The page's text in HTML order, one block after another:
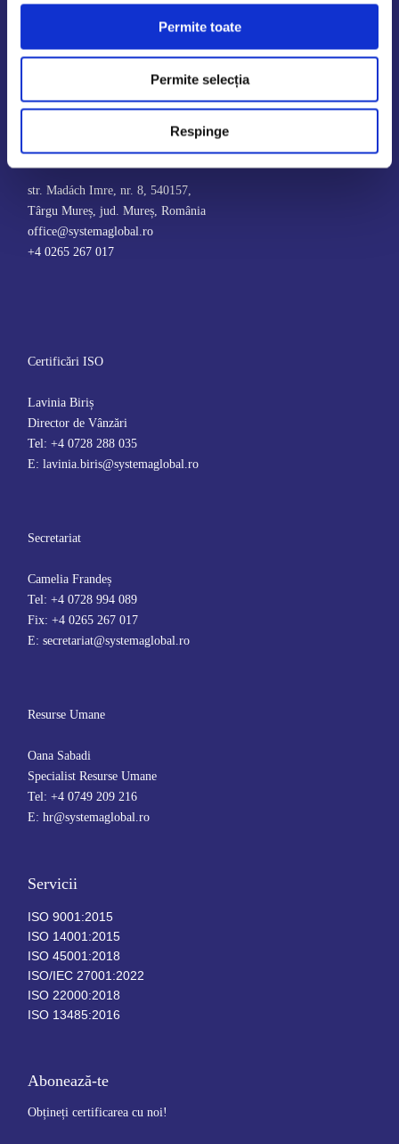
Permite toate
Permite selecția
Respinge
SYSTEMA CERTIFICĂRI SRL
str. Madách Imre, nr. 8, 540157,
Târgu Mureș, jud. Mureș, România
office@systemaglobal.ro
+4 0265 267 017
Certificări ISO
Lavinia Biriș
Director de Vânzări
Tel: +4 0728 288 035
E: lavinia.biris@systemaglobal.ro
Secretariat
Camelia Frandeș
Tel: +4 0728 994 089
Fix: +4 0265 267 017
E: secretariat@systemaglobal.ro
Resurse Umane
Oana Sabadi
Specialist Resurse Umane
Tel: +4 0749 209 216
E: hr@systemaglobal.ro
Servicii
ISO 9001:2015
ISO 14001:2015
ISO 45001:2018
ISO/IEC 27001:2022
ISO 22000:2018
ISO 13485:2016
Abonează-te
Obțineți certificarea cu noi!